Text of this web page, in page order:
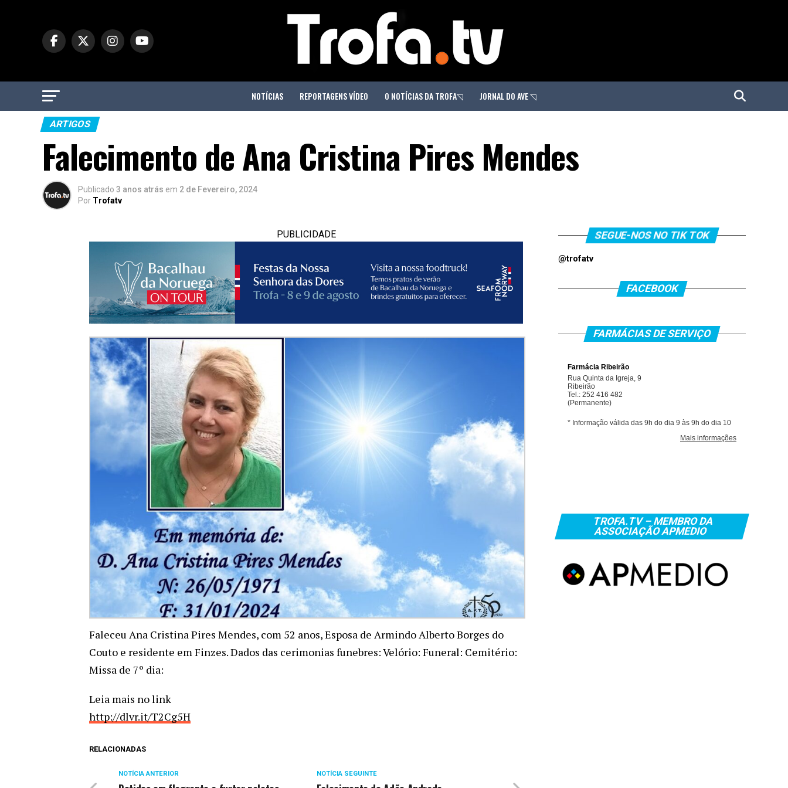
NOTÍCIAS REPORTAGENS VÍDEO O NOTÍCIAS DA TROFA◹ JORNAL DO AVE ◹
ARTIGOS
Falecimento de Ana Cristina Pires Mendes
Publicado 3 anos atrás em 2 de Fevereiro, 2024
Por Trofatv
PUBLICIDADE
Faleceu Ana Cristina Pires Mendes, com 52 anos, Esposa de Armindo Alberto Borges do
Couto e residente em Finzes. Dados das cerimonias funebres: Velório: Funeral: Cemitério:
Missa de 7º dia:
Leia mais no link
http://dlvr.it/T2Cg5H
RELACIONADAS
NOTÍCIA SEGUINTE
NOTÍCIA ANTERIOR
SEGUE-NOS NO TIK TOK
@trofatv
FACEBOOK
FARMÁCIAS DE SERVIÇO
TROFA.TV – MEMBRO DA
ASSOCIAÇÃO APMEDIO